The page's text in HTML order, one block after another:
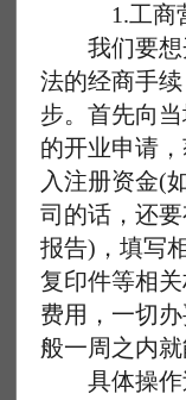
1.工商营
我们要想
法的经商手
步。首先向
的开业申请
入注册资金(
司的话，还
报告)，填写
复印件等相
费用，一切
般一周之内就
具体操作